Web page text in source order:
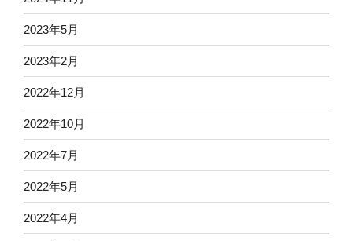
2023年5月
2023年2月
2022年12月
2022年10月
2022年7月
2022年5月
2022年4月